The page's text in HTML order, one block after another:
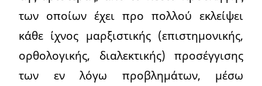
των οποίων έχει προ πολλού εκλείψει
κάθε ίχνος μαρξιστικής (επιστημονικής,
ορθολογικής, διαλεκτικής) προσέγγισης
των εν λόγω προβλημάτων, μέσω